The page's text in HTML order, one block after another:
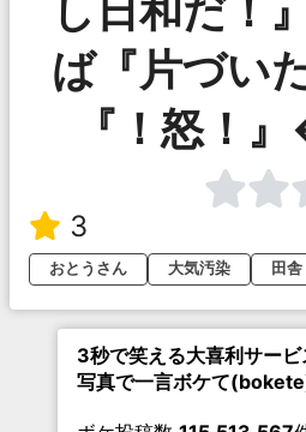
し日和だ！
ば『片づい
『！怒！
3
おとうさん
大気汚染 田舎
3秒で笑える大喜利サービ
写真で一言ボケて